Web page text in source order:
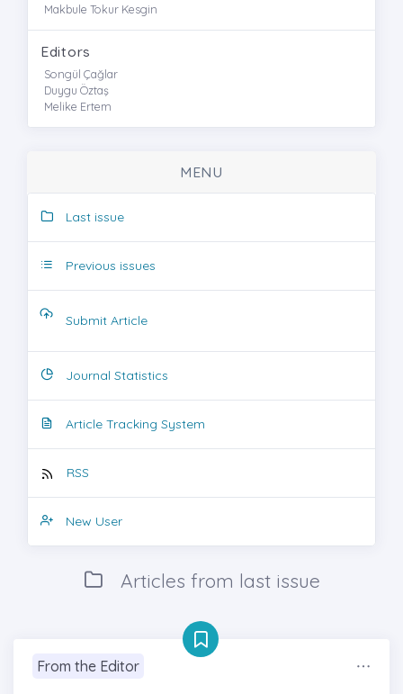
Makbule Tokur Kesgin
Editors
Songül Çağlar
Duygu Öztaş
Melike Ertem
MENU
Last issue
Previous issues
Submit Article
Journal Statistics
Article Tracking System
RSS
New User
Articles from last issue
From the Editor